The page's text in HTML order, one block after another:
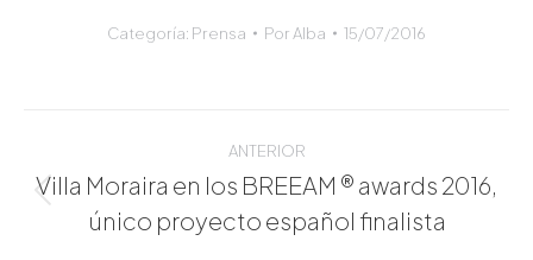
Categoría: Prensa Por Alba 15/07/2016
publicaciones
ANTERIOR
Publicación
anterior:
Villa Moraira en los BREEAM ® awards 2016,
único proyecto español finalista